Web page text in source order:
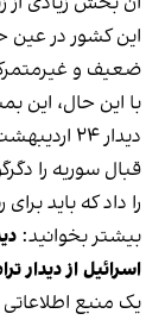
این کشور در عین
ضعیف و
با این حال، این
دیدار ۲۴
قبال سوریه را
را داد که باید
بیشتر بخوانید:
اسرائیل از دیدار
یک منبع